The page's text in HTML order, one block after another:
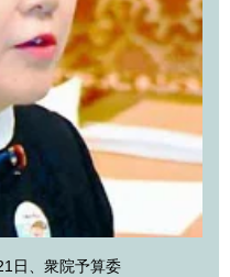
日、衆院予算委